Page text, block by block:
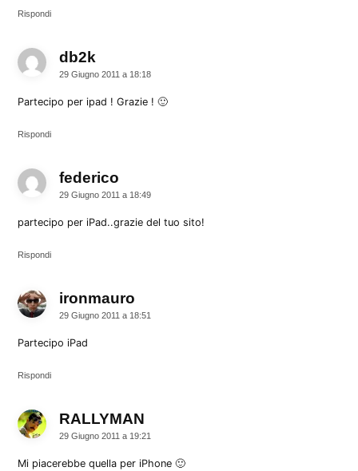
Rispondi
db2k
29 Giugno 2011 a 18:18
Partecipo per ipad ! Grazie ! 🙂
Rispondi
federico
29 Giugno 2011 a 18:49
partecipo per iPad..grazie del tuo sito!
Rispondi
ironmauro
29 Giugno 2011 a 18:51
Partecipo iPad
Rispondi
RALLYMAN
29 Giugno 2011 a 19:21
Mi piacerebbe quella per iPhone 🙂